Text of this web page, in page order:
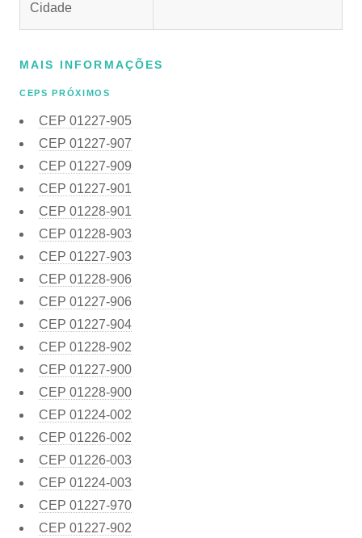
Cidade
MAIS INFORMAÇÕES
CEPS PRÓXIMOS
CEP 01227-905
CEP 01227-907
CEP 01227-909
CEP 01227-901
CEP 01228-901
CEP 01228-903
CEP 01227-903
CEP 01228-906
CEP 01227-906
CEP 01227-904
CEP 01228-902
CEP 01227-900
CEP 01228-900
CEP 01224-002
CEP 01226-002
CEP 01226-003
CEP 01224-003
CEP 01227-970
CEP 01227-902